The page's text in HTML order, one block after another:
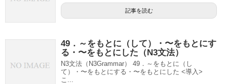
記事を読む
49．～をもとに（して）・〜をもとにす
る・〜をもとにした（N3文法）
N3文法（N3Grammar） 49．～をもとに（し
て）・〜をもとにする・〜をもとにした <導入>
こ...